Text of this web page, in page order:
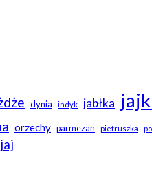
dynia indyk jabłka
orzechy parmezan pietruszka